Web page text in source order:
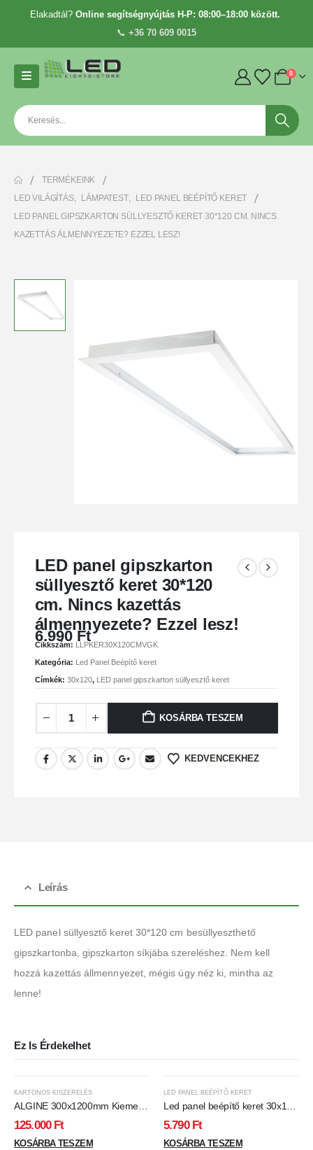
Elakadtál? Online segítségnyújtás H-P: 08:00–18:00 között.
📞 +36 70 609 0015
0
TERMÉKEINK
LED VILÁGÍTÁS, LÁMPATEST,
LED PANEL BEÉPÍTŐ KERET
LED PANEL GIPSZKARTON SÜLLYESZTŐ KERET 30*120 CM. NINCS
KAZETTÁS ÁLMENNYEZETE? EZZEL LESZ!
LED panel gipszkarton
süllyesztő keret 30*120
cm. Nincs kazettás
álmennyezete? Ezzel lesz!
6.990Ft
Cikkszám: LLPKER30X120CMVGK
Kategória: Led Panel Beépítő keret
Címkék: 30x120, LED panel gipszkarton süllyesztő keret
KOSÁRBA TESZEM
KEDVENCEKHEZ
Leírás
LED panel süllyesztő keret 30*120 cm besüllyeszthető
gipszkartonba, gipszkarton síkjába szereléshez. Nem kell
hozzá kazettás állmennyezet, mégis úgy néz ki, mintha az
lenne!
Ez Is Érdekelhet
KARTONOS KISZERELÉS
ALGINE 300x1200mm Kiemelő
keret fehér - kartonos (25 db)
125.000 Ft
KOSÁRBA TESZEM
LED PANEL BEÉPÍTŐ KERET
Led panel beépítő keret 30x120
cm,csavaros kivitel
5.790 Ft
KOSÁRBA TESZEM